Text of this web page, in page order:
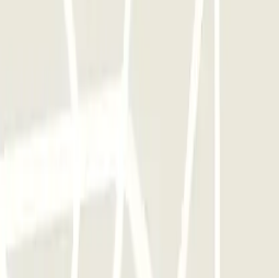
entrare e uscire dal
vorrai.
Opinioni